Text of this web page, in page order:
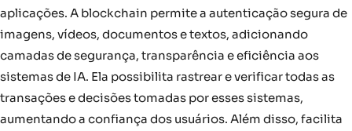
aplicações. A blockchain permite a autenticação segura de
imagens, vídeos, documentos e textos, adicionando
camadas de segurança, transparência e eficiência aos
sistemas de IA. Ela possibilita rastrear e verificar todas as
transações e decisões tomadas por esses sistemas,
aumentando a confiança dos usuários. Além disso, facilita